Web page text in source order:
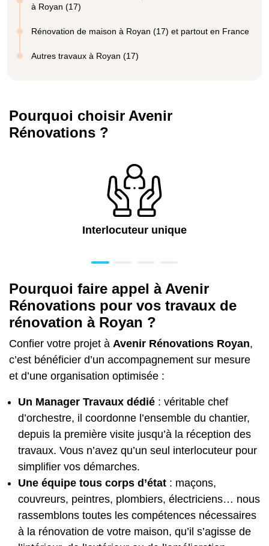
à Royan (17)
Rénovation de maison à Royan (17) et partout en France
Autres travaux à Royan (17)
Pourquoi choisir Avenir
Rénovations ?
Interlocuteur unique
Pourquoi faire appel à Avenir
Rénovations pour vos travaux de
rénovation à Royan ?
Confier votre projet à Avenir Rénovations Royan,
c’est bénéficier d’un accompagnement sur mesure
et d’une organisation optimisée :
Un Manager Travaux dédié : véritable chef
d’orchestre, il coordonne l’ensemble du chantier,
depuis la première visite jusqu’à la réception des
travaux. Vous n’avez qu’un seul interlocuteur pour
simplifier vos démarches.
Une équipe tous corps d’état : maçons,
couvreurs, peintres, plombiers, électriciens… nous
rassemblons toutes les compétences nécessaires
à la rénovation de votre maison, qu’il s’agisse de